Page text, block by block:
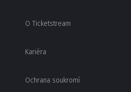
O Ticketstream
Kariéra
Ochrana soukromí